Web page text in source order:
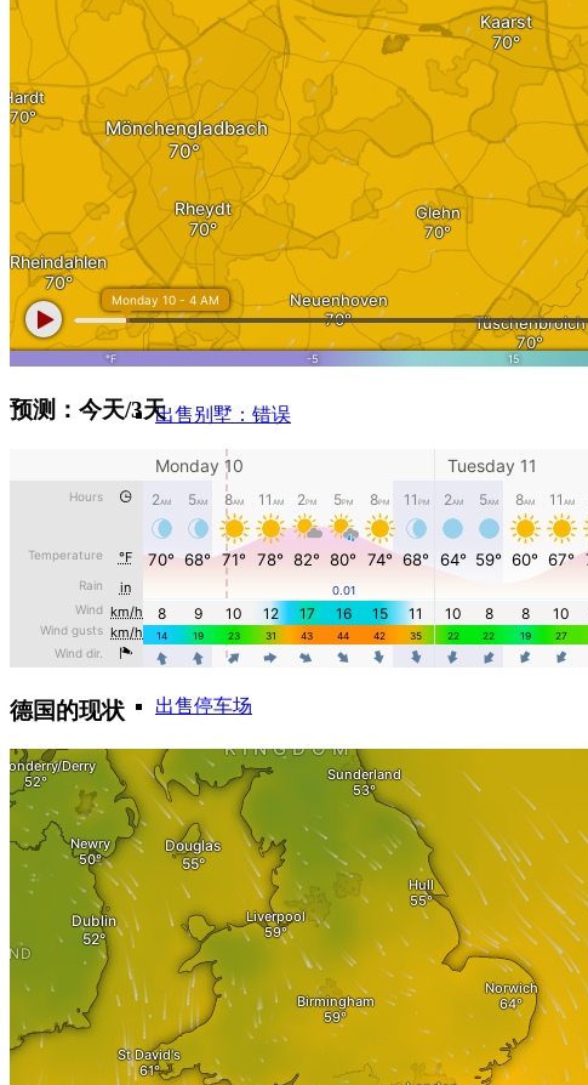
MFH 出售 & 税收
出售单间公寓
别墅 出售
出售别墅
别墅（宅院）评价
出售别墅：错误
Gewerbe 房地产
出售酒店
出售地下车库
出售停车场
出售停车位
出售商业物业
超市出售
购物中心出售
预测：今天/3天
德国的现状